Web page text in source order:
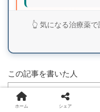
業界最安値クラスの
シルデナ
👆 気になる治療薬
この記事を書いた人
ホーム シェア